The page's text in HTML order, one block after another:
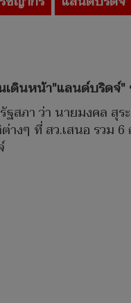
ดินหน้า"แลนด์บริดจ์"
ฐสภา ว่า นายมงคล
างๆ ที่ สว.เสนอ ร